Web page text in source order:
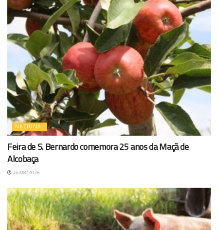
NACIONAL
Feira de S. Bernardo comemora 25 anos da Maçã de
Alcobaça
06/08/2026